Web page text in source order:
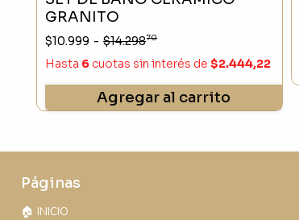
GRANITO
$10.999 - $14.29870
Hasta 6 cuotas sin interés de $2.444,22
Agregar al carrito
Páginas
🏠 INICIO